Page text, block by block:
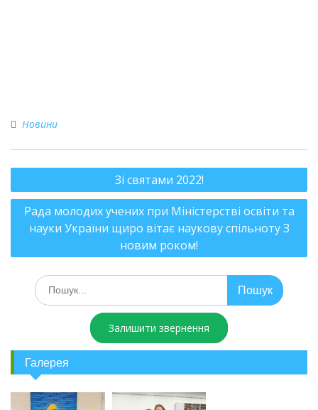
Новини
Зі святами 2022!
Рада молодих учених при Міністерстві освіти та
науки України щиро вітає наукову спільноту З
новим роком!
Залишити звернення
Галерея